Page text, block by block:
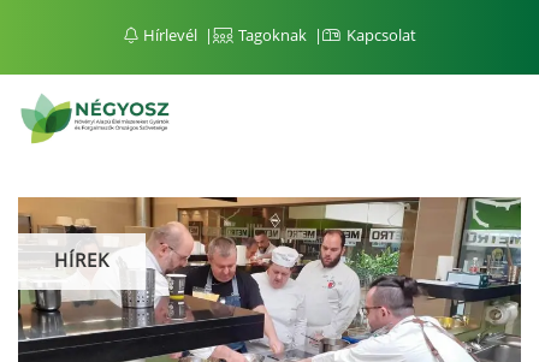
Hírlevél Tagoknak Kapcsolat
HÍREK